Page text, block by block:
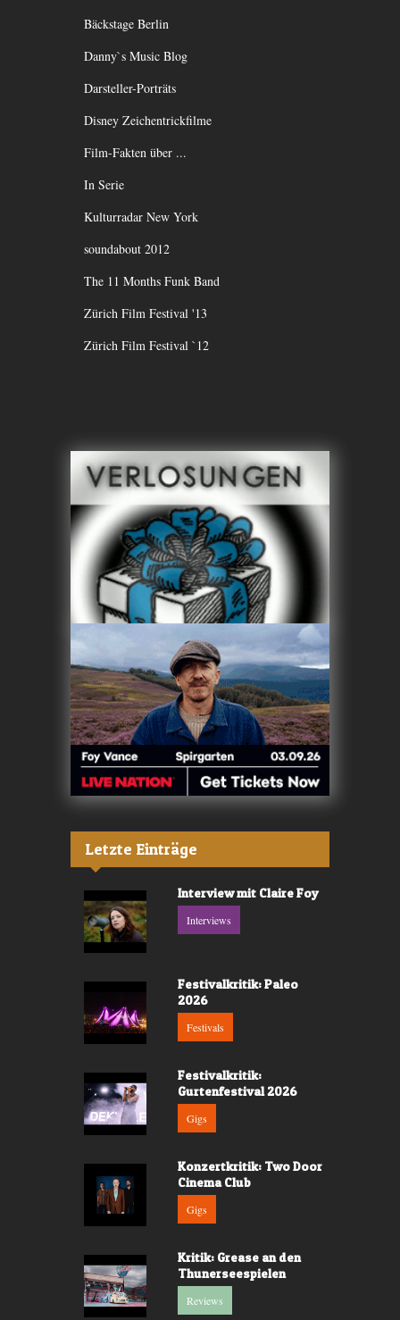
Bäckstage Berlin
Danny`s Music Blog
Darsteller-Porträts
Disney Zeichentrickfilme
Film-Fakten über ...
In Serie
Kulturradar New York
soundabout 2012
The 11 Months Funk Band
Zürich Film Festival '13
Zürich Film Festival `12
Letzte Einträge
Interview mit Claire Foy
Interviews
Festivalkritik: Paleo
2026
Festivals
Festivalkritik:
Gurtenfestival 2026
Gigs
Konzertkritik: Two Door
Cinema Club
Gigs
Kritik: Grease an den
Thunerseespielen
Reviews